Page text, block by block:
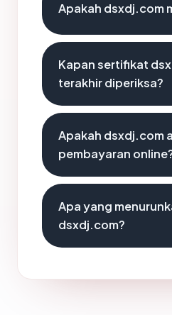
Apakah dsxdj.com
Kapan sertifikat
terakhir diperiksa?
Apakah dsxdj.com
pembayaran
Apa yang
dsxdj.com?